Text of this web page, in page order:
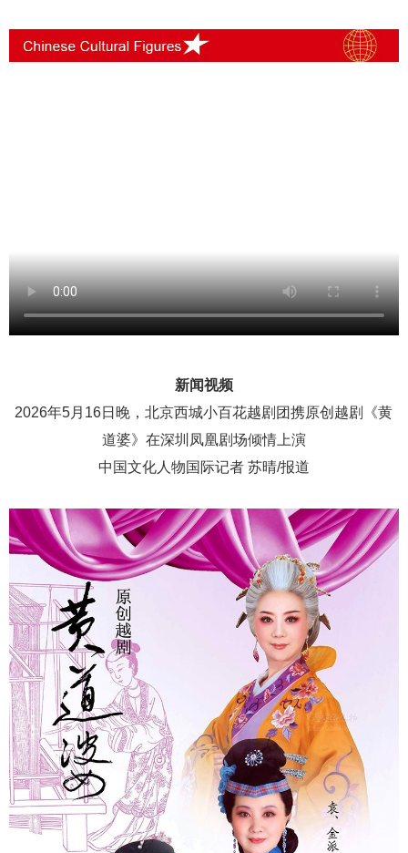
新闻视频
2026年5月16日晚，北京西城小百花越剧团携原创越剧《黄
道婆》在深圳凤凰剧场倾情上演
中国文化人物国际记者 苏晴/报道